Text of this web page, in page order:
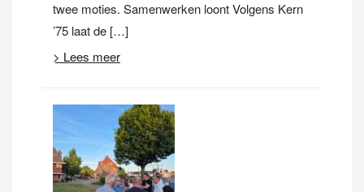
twee moties. Samenwerken loont Volgens Kern
’75 laat de […]
> Lees meer